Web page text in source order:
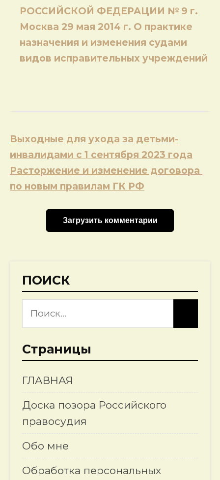
РОССИЙСКОЙ ФЕДЕРАЦИИ № 9 г.
Москва 29 мая 2014 г. О практике
назначения и изменения судами
видов исправительных учреждений
Навигация
по
записям
Выходные для ухода за детьми-
инвалидами с 1 сентября 2023 года
Расторжение и изменение договора
по новым правилам ГК РФ
Загрузить комментарии
ПОИСК
Страницы
ГЛАВНАЯ
Доска позора Российского
правосудия
Обо мне
Обработка персональных